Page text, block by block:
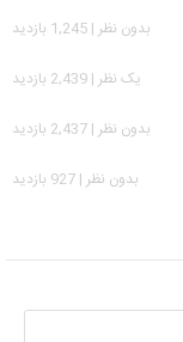
بدون نظر | 1,245 بازدید
يک نظر | 2,439 بازدید
بدون نظر | 2,437 بازدید
بدون نظر | 927 بازدید